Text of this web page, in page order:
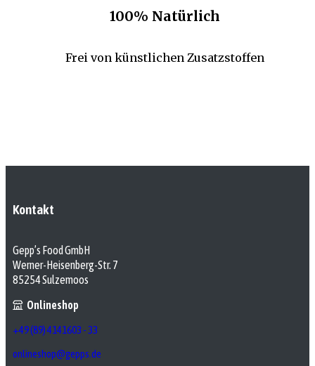
100% Natürlich
Frei von künstlichen Zusatzstoffen
Kontakt
Gepp’s Food GmbH
Werner-Heisenberg-Str. 7
85254 Sulzemoos
Onlineshop
+49 (89) 4141603 - 33
onlineshop@gepps.de